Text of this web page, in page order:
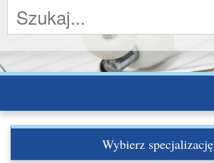
Wybierz specjalizację